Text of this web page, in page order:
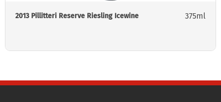
2013 Pillitteri Reserve Riesling Icewine 375ml